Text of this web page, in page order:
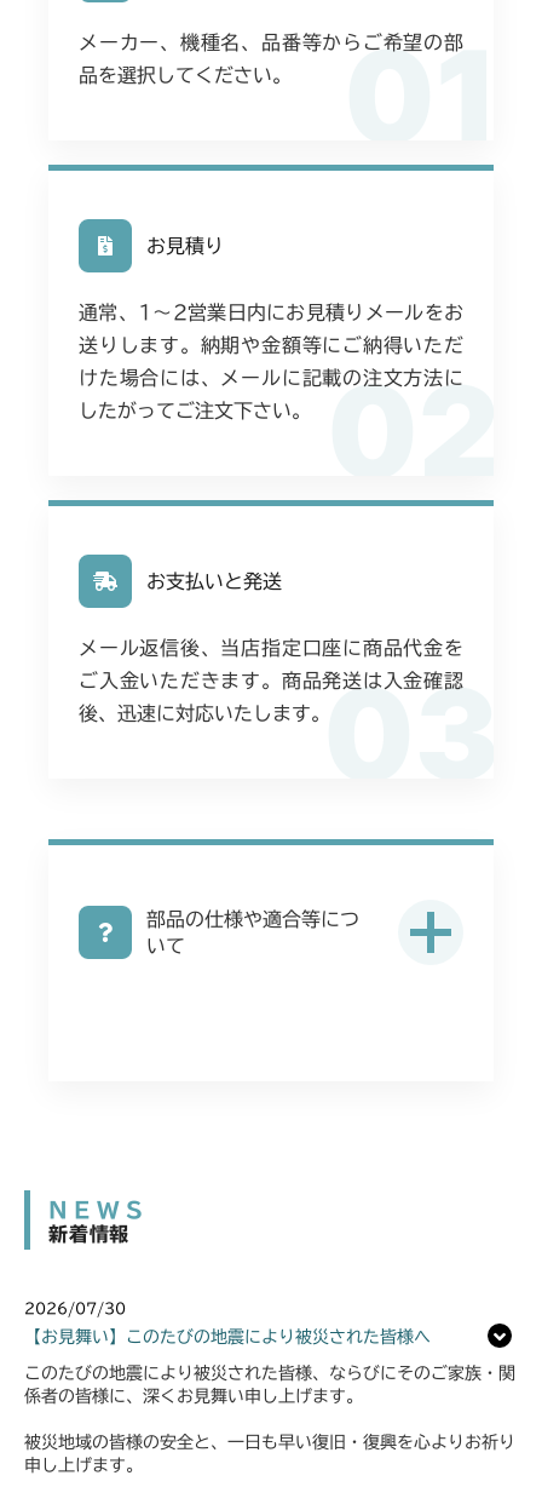
01
メーカー、機種名、品番等からご希望の部
品を選択してください。
02
お見積り
通常、1〜2営業日内にお見積りメールをお
送りします。納期や金額等にご納得いただ
けた場合には、メールに記載の注文方法に
したがってご注文下さい。
03
お支払いと発送
メール返信後、当店指定口座に商品代金を
ご入金いただきます。商品発送は入金確認
後、迅速に対応いたします。
部品の仕様や適合等につ
いて
NEWS
新着情報
2026/07/30
【お見舞い】このたびの地震により被災された皆様へ
このたびの地震により被災された皆様、ならびにそのご家族・関
係者の皆様に、深くお見舞い申し上げます。
被災地域の皆様の安全と、一日も早い復旧・復興を心よりお祈り
申し上げます。